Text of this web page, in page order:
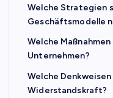
Welche Strategien
Geschäftsmodelle
Welche
Unternehmen?
Welche
Widerstandskraft?